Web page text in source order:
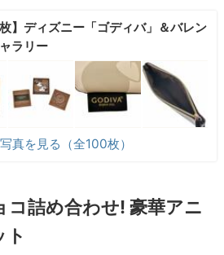
枚】ディズニー「ゴディバ」＆バレン
ラリー
真を見る（全100枚）
コ詰め合わせ! 豪華アニ
ト